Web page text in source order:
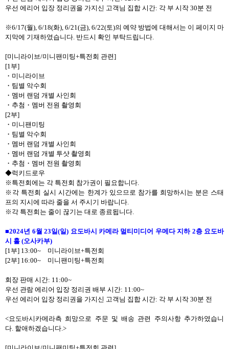
우선 에리어 입장 정리권을 가지신 고객님 집합 시간: 각 부 시작 30분 전
※6/17(월), 6/18(화), 6/21(금), 6/22(토)의 예약 방법에 대해서는 이 페이지 마
지막에 기재하였습니다. 반드시 확인 부탁드립니다.
[미니라이브/미니팬미팅+특전회 관련]
[1부]
・ 미니라이브
・ 팀별 악수회
・ 멤버 랜덤 개별 사인회
・ 추첨 ・ 멤버 전원 촬영회
[2부]
・ 미니팬미팅
・ 팀별 악수회
・ 멤버 랜덤 개별 사인회
・ 멤버 랜덤 개별 투샷 촬영회
・ 추첨 ・ 멤버 전원 촬영회
◆럭키드로우
※특전회에는 각 특전회 참가권이 필요합니다.
※각 특전회 실시 시간에는 한계가 있으므로 참가를 희망하시는 분은 스태
프의 지시에 따라 줄을 서 주시기 바랍니다.
※각 특전회는 줄이 끊기는 대로 종료됩니다.
■2024년 6월23일(일) 요도바시 카메라 멀티미디어 우메다 지하 2층 요도바
시 홀 (오사카부)
[1부] 13:00~ 미니라이브+특전회
[2부] 16:00~ 미니팬미팅+특전회
회장 판매 시간: 11:00~
우선 관람 에리어 입장 정리권 배부 시간: 11:00~
우선 에리어 입장 정리권을 가지신 고객님 집합 시간: 각 부 시작 30분 전
<요도바시카메라측 희망으로 주문 및 배송 관련 주의사항 추가하였습니
다. 할애하겠습니다.>